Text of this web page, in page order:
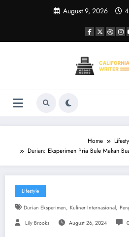
August 9, 2026
Home
Durian: Eksperimen Pria Bule Makan
Lifestyle
Durian Eksperimen, Kuliner Internasional,
Lily Brooks August 26, 2024